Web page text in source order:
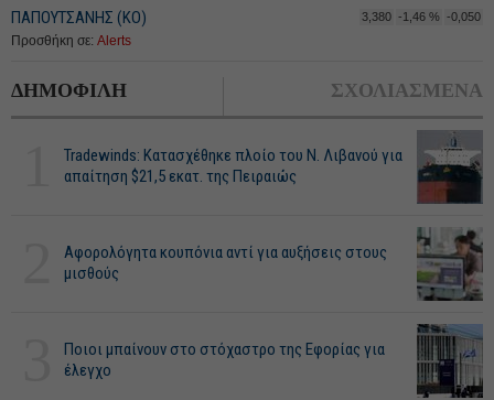
ΠΑΠΟΥΤΣΑΝΗΣ (ΚΟ) 3,380 -1,46 % -0,050
Προσθήκη σε: Alerts
ΔΗΜΟΦΙΛΗ ΣΧΟΛΙΑΣΜΕΝΑ
Tradewinds: Κατασχέθηκε πλοίο του Ν. Λιβανού για
απαίτηση $21,5 εκατ. της Πειραιώς
Αφορολόγητα κουπόνια αντί για αυξήσεις στους
μισθούς
Ποιοι μπαίνουν στο στόχαστρο της Εφορίας για
έλεγχο